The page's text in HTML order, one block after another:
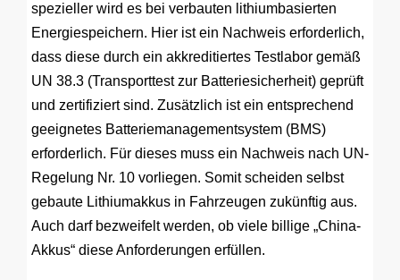
spezieller wird es bei verbauten lithiumbasierten
Energiespeichern. Hier ist ein Nachweis erforderlich,
dass diese durch ein akkreditiertes Testlabor gemäß
UN 38.3 (Transporttest zur Batteriesicherheit) geprüft
und zertifiziert sind. Zusätzlich ist ein entsprechend
geeignetes Batteriemanagementsystem (BMS)
erforderlich. Für dieses muss ein Nachweis nach UN-
Regelung Nr. 10 vorliegen. Somit scheiden selbst
gebaute Lithiumakkus in Fahrzeugen zukünftig aus.
Auch darf bezweifelt werden, ob viele billige „China-
Akkus“ diese Anforderungen erfüllen.